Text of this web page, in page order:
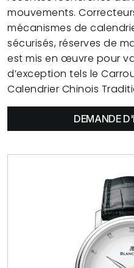
mouvements.
mécanismes de
sécurisés, réserves de
est mis en œuvre pour
d’exception tels le
Calendrier Chinois
DEMANDE